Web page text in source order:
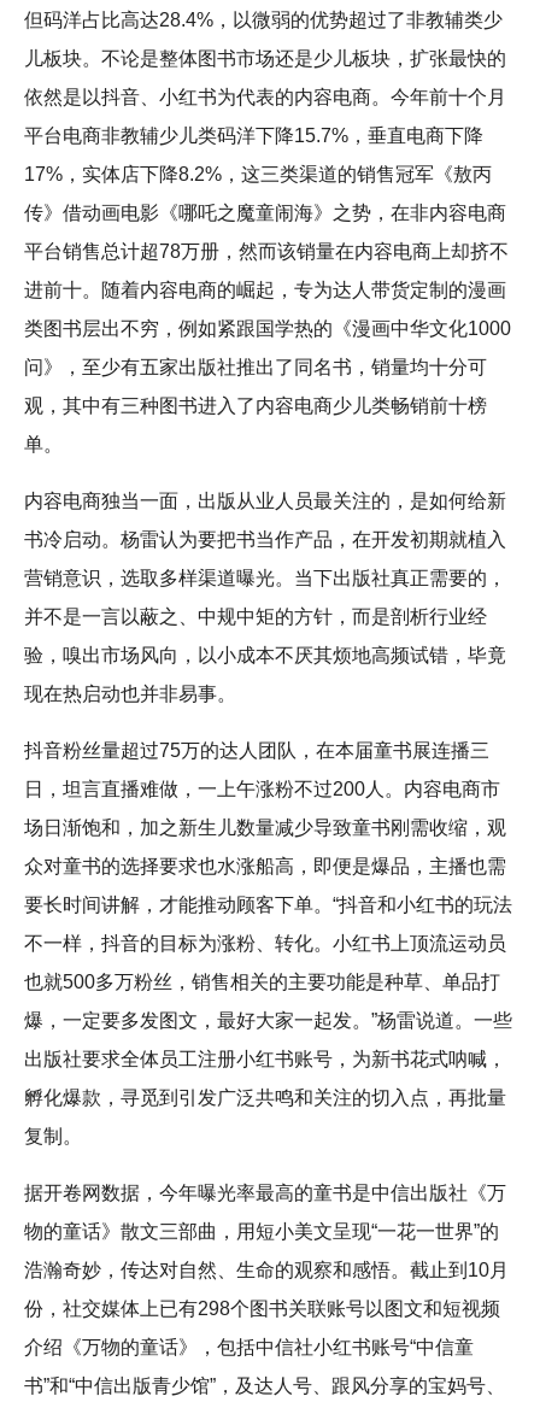
但码洋占比高达28.4%，以微弱的优势超过了非教辅类少
儿板块。不论是整体图书市场还是少儿板块，扩张最快的
依然是以抖音、小红书为代表的内容电商。今年前十个月
平台电商非教辅少儿类码洋下降15.7%，垂直电商下降
17%，实体店下降8.2%，这三类渠道的销售冠军《敖丙
传》借动画电影《哪吒之魔童闹海》之势，在非内容电商
平台销售总计超78万册，然而该销量在内容电商上却挤不
进前十。随着内容电商的崛起，专为达人带货定制的漫画
类图书层出不穷，例如紧跟国学热的《漫画中华文化1000
问》，至少有五家出版社推出了同名书，销量均十分可
观，其中有三种图书进入了内容电商少儿类畅销前十榜
单。
内容电商独当一面，出版从业人员最关注的，是如何给新
书冷启动。杨雷认为要把书当作产品，在开发初期就植入
营销意识，选取多样渠道曝光。当下出版社真正需要的，
并不是一言以蔽之、中规中矩的方针，而是剖析行业经
验，嗅出市场风向，以小成本不厌其烦地高频试错，毕竟
现在热启动也并非易事。
抖音粉丝量超过75万的达人团队，在本届童书展连播三
日，坦言直播难做，一上午涨粉不过200人。内容电商市
场日渐饱和，加之新生儿数量减少导致童书刚需收缩，观
众对童书的选择要求也水涨船高，即便是爆品，主播也需
要长时间讲解，才能推动顾客下单。“抖音和小红书的玩法
不一样，抖音的目标为涨粉、转化。小红书上顶流运动员
也就500多万粉丝，销售相关的主要功能是种草、单品打
爆，一定要多发图文，最好大家一起发。”杨雷说道。一些
出版社要求全体员工注册小红书账号，为新书花式呐喊，
孵化爆款，寻觅到引发广泛共鸣和关注的切入点，再批量
复制。
据开卷网数据，今年曝光率最高的童书是中信出版社《万
物的童话》散文三部曲，用短小美文呈现“一花一世界”的
浩瀚奇妙，传达对自然、生命的观察和感悟。截止到10月
份，社交媒体上已有298个图书关联账号以图文和短视频
介绍《万物的童话》，包括中信社小红书账号“中信童
书”和“中信出版青少馆”，及达人号、跟风分享的宝妈号、